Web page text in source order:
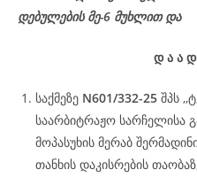
დებულების მე-6 მუხლით და
დ ა ა დ
საქმეზე N601/332-25 შპს
საარბიტრაჟო სარჩელისა
მოპასუხის მერაბ
თანხის დაკისრების